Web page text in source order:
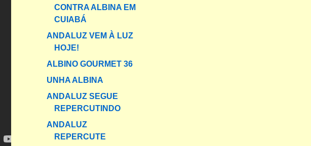
CONTRA ALBINA EM
CUIABÁ
ANDALUZ VEM À LUZ
HOJE!
ALBINO GOURMET 36
UNHA ALBINA
ANDALUZ SEGUE
REPERCUTINDO
ANDALUZ
REPERCUTE